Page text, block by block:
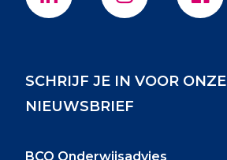
SCHRIJF JE IN VOOR ONZE
NIEUWSBRIEF
BCO Onderwijsadvies